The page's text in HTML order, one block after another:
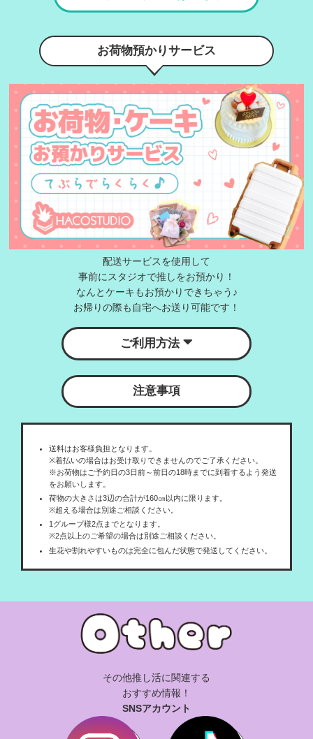
お荷物預かりサービス
配送サービスを使用して
事前にスタジオで推しをお預かり！
なんとケーキもお預かりできちゃう♪
お帰りの際も自宅へお送り可能です！
ご利用方法
注意事項
送料はお客様負担となります。
※着払いの場合はお受け取りできませんのでご了承ください。
※お荷物はご予約日の3日前～前日の18時までに到着するよう発送
をお願いします。
荷物の大きさは3辺の合計が160㎝以内に限ります。
※超える場合は別途ご相談ください。
1グループ様2点までとなります。
※2点以上のご希望の場合は別途ご相談ください。
生花や割れやすいものは完全に包んだ状態で発送してください。
いただけません。
※20時以降のサービスご利用希望の場合、お申し込みの際にご相談
ください。
〇ケーキ預かり注意事項〇
お預かりできるケーキの大きさは4号～6号までになります。
※4号…約12㎝、5号…約15㎝、6号…約18㎝になります。
発送はご利用日の2日前～前日18時までに到着するようお願いしま
※当日受け取りの場合、希望のお時間に届かない場合がございます
ため、ご利用のスタジオに直接届くよう手配をお願いします。
その他推し活に関連する
おすすめ情報！
SNSアカウント